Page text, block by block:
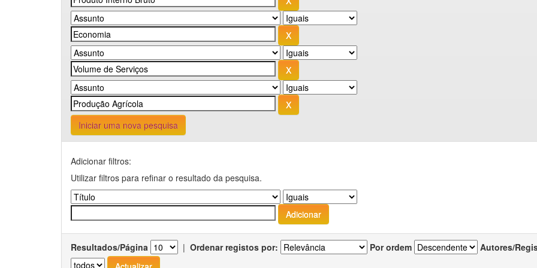
Iniciar uma nova pesquisa
Adicionar filtros:
Utilizar filtros para refinar o resultado da pesquisa.
Resultados/Página | Ordenar registos por: Por ordem Autores/